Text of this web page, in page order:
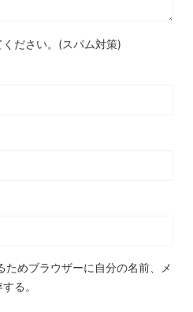
ださい。(スパム対策)
ためブラウザーに自分の名前、メ
る。